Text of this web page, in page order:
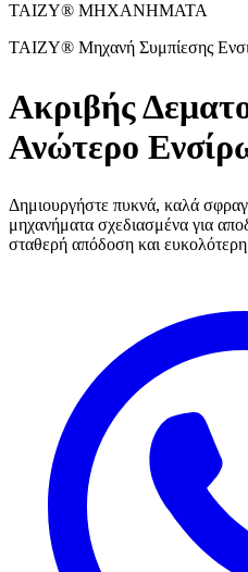
TAIZY® ΜΗΧΑΝΗΜΑΤΑ
TAIZY® Μηχανή Συμπίεσης
Ακριβής
Ανώτερο
Δημιουργήστε πυκνά, καλά
μηχανήματα σχεδιασμένα για
σταθερή απόδοση και ευκολότερη